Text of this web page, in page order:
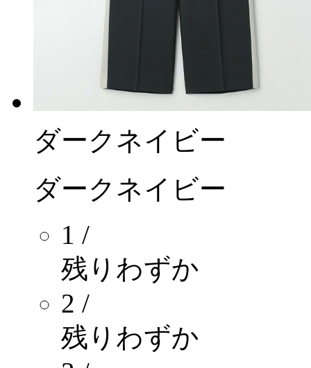
ダークネイビー
ダークネイビー
1 /
残りわずか
2 /
残りわずか